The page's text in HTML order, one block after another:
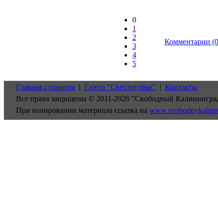
0
1
2
3
4
5
Комментарии
Главная страница | Газета "Светлогорье" | Контакты
Все права защищены © 2011-2026 "Свободный
При копировании материала ссылка на